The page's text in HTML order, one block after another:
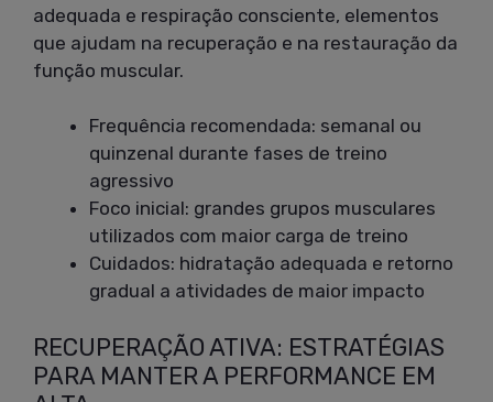
adequada e respiração consciente, elementos
que ajudam na recuperação e na restauração da
função muscular.
Frequência recomendada: semanal ou
quinzenal durante fases de treino
agressivo
Foco inicial: grandes grupos musculares
utilizados com maior carga de treino
Cuidados: hidratação adequada e retorno
gradual a atividades de maior impacto
RECUPERAÇÃO ATIVA: ESTRATÉGIAS
PARA MANTER A PERFORMANCE EM